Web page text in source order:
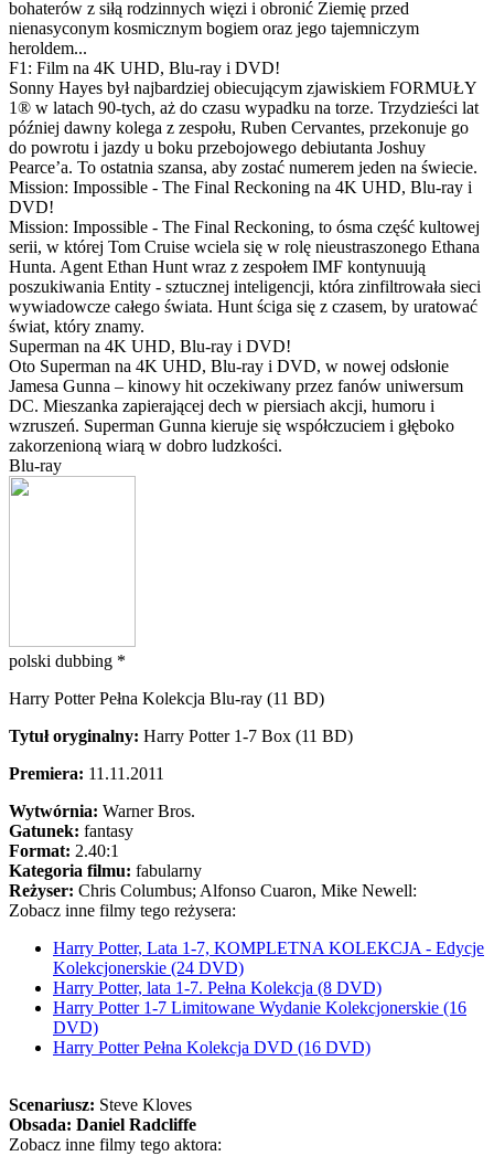
bohaterów z siłą rodzinnych więzi i obronić Ziemię przed
nienasyconym kosmicznym bogiem oraz jego tajemniczym
heroldem...
F1: Film na 4K UHD, Blu-ray i DVD!
Sonny Hayes był najbardziej obiecującym zjawiskiem FORMUŁY
1® w latach 90-tych, aż do czasu wypadku na torze. Trzydzieści lat
później dawny kolega z zespołu, Ruben Cervantes, przekonuje go
do powrotu i jazdy u boku przebojowego debiutanta Joshuy
Pearce’a. To ostatnia szansa, aby zostać numerem jeden na świecie.
Mission: Impossible - The Final Reckoning na 4K UHD, Blu-ray i
DVD!
Mission: Impossible - The Final Reckoning, to ósma część kultowej
serii, w której Tom Cruise wciela się w rolę nieustraszonego Ethana
Hunta. Agent Ethan Hunt wraz z zespołem IMF kontynuują
poszukiwania Entity - sztucznej inteligencji, która zinfiltrowała sieci
wywiadowcze całego świata. Hunt ściga się z czasem, by uratować
świat, który znamy.
Superman na 4K UHD, Blu-ray i DVD!
Oto Superman na 4K UHD, Blu-ray i DVD, w nowej odsłonie
Jamesa Gunna – kinowy hit oczekiwany przez fanów uniwersum
DC. Mieszanka zapierającej dech w piersiach akcji, humoru i
wzruszeń. Superman Gunna kieruje się współczuciem i głęboko
zakorzenioną wiarą w dobro ludzkości.
Blu-ray
polski dubbing *
Harry Potter Pełna Kolekcja Blu-ray (11 BD)
Tytuł oryginalny: Harry Potter 1-7 Box (11 BD)
Premiera: 11.11.2011
Wytwórnia: Warner Bros.
Gatunek: fantasy
Format: 2.40:1
Kategoria filmu: fabularny
Reżyser: Chris Columbus; Alfonso Cuaron, Mike Newell:
Zobacz inne filmy tego reżysera:
Harry Potter, Lata 1-7, KOMPLETNA KOLEKCJA - Edycje
Kolekcjonerskie (24 DVD)
Harry Potter, lata 1-7. Pełna Kolekcja (8 DVD)
Harry Potter 1-7 Limitowane Wydanie Kolekcjonerskie (16
DVD)
Harry Potter Pełna Kolekcja DVD (16 DVD)
Scenariusz: Steve Kloves
Obsada: Daniel Radcliffe
Zobacz inne filmy tego aktora: